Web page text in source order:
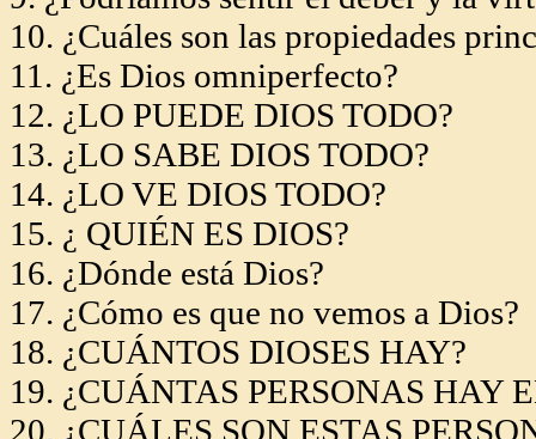
10. ¿Cuáles son las propiedades
11. ¿Es Dios omniperfecto?
12. ¿LO PUEDE DIOS TODO?
13. ¿LO SABE DIOS TODO?
14. ¿LO VE DIOS TODO?
15. ¿ QUIÉN ES DIOS?
16. ¿Dónde está Dios?
17. ¿Cómo es que no vemos a Dios?
18. ¿CUÁNTOS DIOSES HAY?
19. ¿CUÁNTAS PERSONAS HAY
20. ¿CUÁLES SON ESTAS